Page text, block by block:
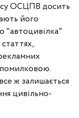
ОСЦПВ досить
його
"автоцивілка"
помилковою.
ж залишається
цивільно-